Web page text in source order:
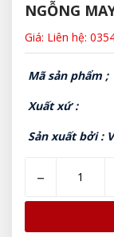
NGỖNG
Giá: Liên hệ:
Mã sản phẩm ;
Xuất xứ :
Sản xuất bởi :
–